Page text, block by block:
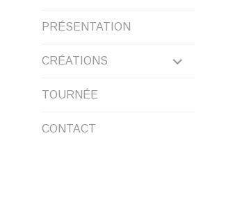
LA GUEULE OUVERTE
PRÉSENTATION
CRÉATIONS
TOURNÉE
CONTACT